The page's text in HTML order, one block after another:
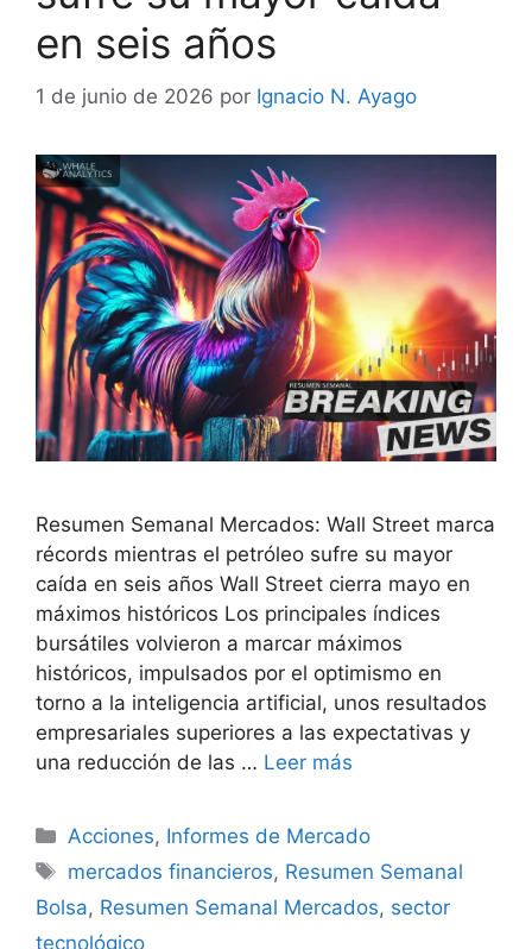
en seis años
1 de junio de 2026 por Ignacio N. Ayago
Resumen Semanal Mercados: Wall Street marca
récords mientras el petróleo sufre su mayor
caída en seis años Wall Street cierra mayo en
máximos históricos Los principales índices
bursátiles volvieron a marcar máximos
históricos, impulsados por el optimismo en
torno a la inteligencia artificial, unos resultados
empresariales superiores a las expectativas y
una reducción de las … Leer más
Categorías
Acciones, Informes de Mercado
Etiquetas
mercados financieros, Resumen Semanal
Bolsa, Resumen Semanal Mercados, sector
tecnológico